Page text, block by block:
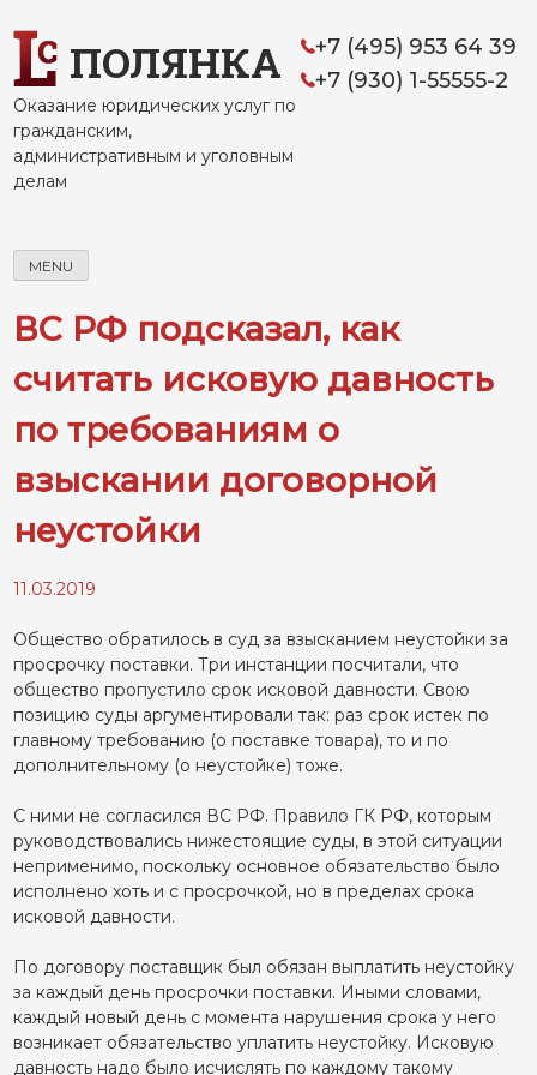
to
contentПОЛЯНКА
Оказание юридических услуг по
гражданским,
административным и уголовным
делам
+7 (495) 953 64 39
+7 (930) 1-55555-2
MENU
ВС РФ подсказал, как
считать исковую давность
по требованиям о
взыскании договорной
неустойки
11.03.2019
Общество обратилось в суд за взысканием неустойки за
просрочку поставки. Три инстанции посчитали, что
общество пропустило срок исковой давности. Свою
позицию суды аргументировали так: раз срок истек по
главному требованию (о поставке товара), то и по
дополнительному (о неустойке) тоже.
С ними не согласился ВС РФ. Правило ГК РФ, которым
руководствовались нижестоящие суды, в этой ситуации
неприменимо, поскольку основное обязательство было
исполнено хоть и с просрочкой, но в пределах срока
исковой давности.
По договору поставщик был обязан выплатить неустойку
за каждый день просрочки поставки. Иными словами,
каждый новый день с момента нарушения срока у него
возникает обязательство уплатить неустойку. Исковую
давность надо было исчислять по каждому такому